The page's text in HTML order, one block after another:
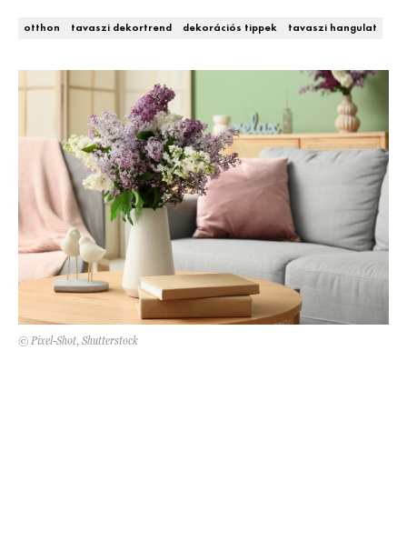
HÍRLEVÉL
otthon tavaszi dekortrend dekorációs tippek tavaszi hangulat
© Pixel-Shot, Shutterstock